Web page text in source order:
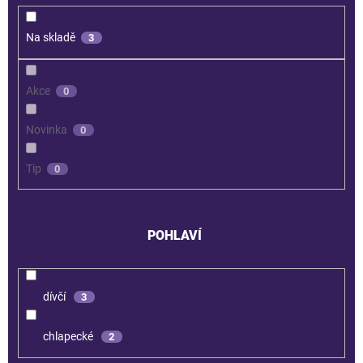
Na skladě 3
Akce 0
Novinka 0
Tip 0
POHLAVÍ
dívčí 3
chlapecké 2